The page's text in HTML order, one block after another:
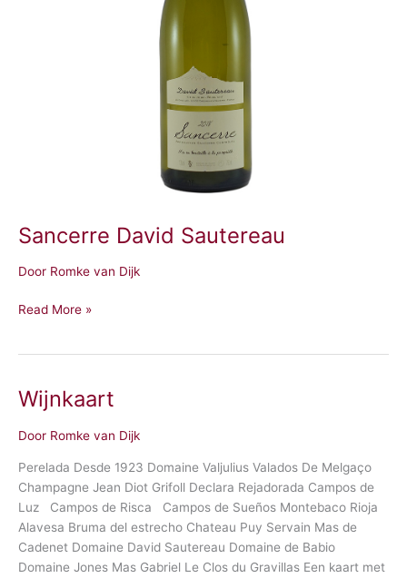
Sancerre David Sautereau
Door Romke van Dijk
Read More »
Wijnkaart
Door Romke van Dijk
Perelada Desde 1923 Domaine Valjulius Valados De Melgaço
Champagne Jean Diot Grifoll Declara Rejadorada Campos de
Luz Campos de Risca Campos de Sueños Montebaco Rioja
Alavesa Bruma del estrecho Chateau Puy Servain Mas de
Cadenet Domaine David Sautereau Domaine de Babio
Domaine Jones Mas Gabriel Le Clos du Gravillas Een kaart met
Wijnkaart